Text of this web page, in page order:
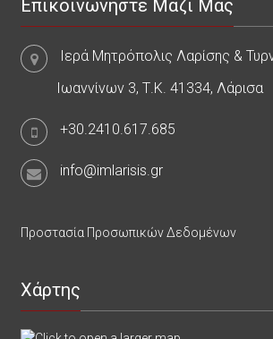
Επικοινωνήστε Μαζί Μας
Ιερά Μητρόπολις Λαρίσης &
Ιωαννίνων 3, Τ.Κ. 41334, Λάρισα
+30.2410.617.685
info@imlarisis.gr
Προστασία Προσωπικών Δεδομένων
Χάρτης